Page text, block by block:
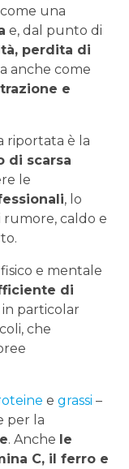
una
e, dal punto di
perdita di
anche come
e
riportata è la
di scarsa
le
, lo
rumore, caldo e
e mentale
di
in particolar
che
e grassi –
per la
. Anche le
C, il ferro e